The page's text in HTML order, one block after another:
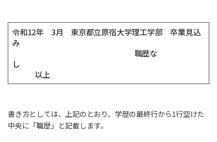
令和12年 3月 東京都立原宿大学理工学部 卒業見込
み
職歴な
し
以上
書き方としては、上記のとおり、学歴の最終行から1行空けた
中央に「職歴」と記載します。